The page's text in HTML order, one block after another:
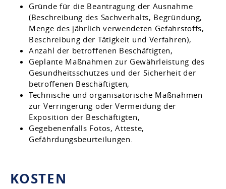
Gründe für die Beantragung der Ausnahme
(Beschreibung des Sachverhalts, Begründung,
Menge des jährlich verwendeten Gefahrstoffs,
Beschreibung der Tätigkeit und Verfahren),
Anzahl der betroffenen Beschäftigten,
Geplante Maßnahmen zur Gewährleistung des
Gesundheitsschutzes und der Sicherheit der
betroffenen Beschäftigten,
Technische und organisatorische Maßnahmen
zur Verringerung oder Vermeidung der
Exposition der Beschäftigten,
Gegebenenfalls Fotos, Atteste,
Gefährdungsbeurteilungen.
KOSTEN